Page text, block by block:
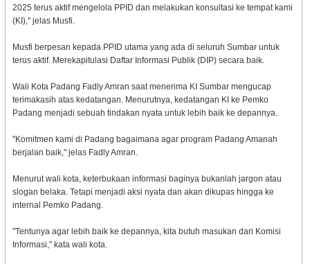
2025 terus aktif mengelola PPID dan melakukan konsultasi ke tempat kami
(KI)," jelas Musfi.
Musfi berpesan kepada PPID utama yang ada di seluruh Sumbar untuk
terus aktif. Merekapitulasi Daftar Informasi Publik (DIP) secara baik.
Wali Kota Padang Fadly Amran saat menerima KI Sumbar mengucap
terimakasih atas kedatangan. Menurutnya, kedatangan KI ke Pemko
Padang menjadi sebuah tindakan nyata untuk lebih baik ke depannya.
"Komitmen kami di Padang bagaimana agar program Padang Amanah
berjalan baik," jelas Fadly Amran.
Menurut wali kota, keterbukaan informasi baginya bukanlah jargon atau
slogan belaka. Tetapi menjadi aksi nyata dan akan dikupas hingga ke
internal Pemko Padang.
"Tentunya agar lebih baik ke depannya, kita butuh masukan dari Komisi
Informasi," kata wali kota.